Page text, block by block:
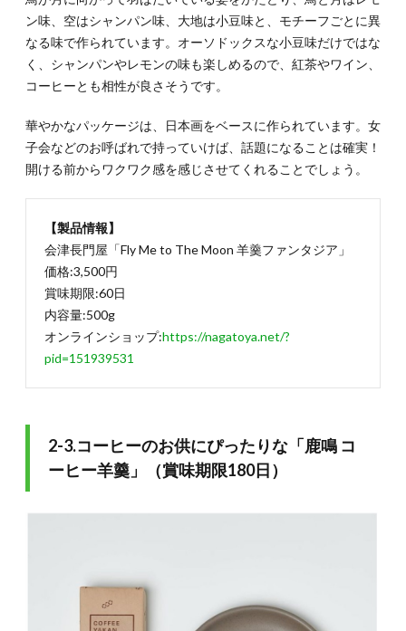
ン味、空はシャンパン味、大地は小豆味と、モチーフごとに異
なる味で作られています。オーソドックスな小豆味だけではな
く、シャンパンやレモンの味も楽しめるので、紅茶やワイン、
コーヒーとも相性が良さそうです。
華やかなパッケージは、日本画をベースに作られています。女
子会などのお呼ばれで持っていけば、話題になることは確実！
開ける前からワクワク感を感じさせてくれることでしょう。
【製品情報】
会津長門屋「Fly Me to The Moon 羊羹ファンタジア」
価格:3,500円
賞味期限:60日
内容量:500g
オンラインショップ:https://nagatoya.net/?
pid=151939531
2-3.コーヒーのお供にぴったりな「鹿鳴 コ
ーヒー羊羹」（賞味期限180日）